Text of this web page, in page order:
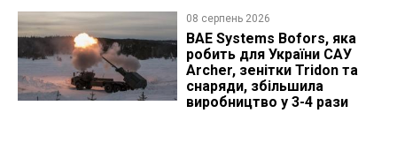
08 серпень 2026
BAE Systems Bofors, яка
робить для України САУ
Archer, зенітки Tridon та
снаряди, збільшила
виробництво у 3-4 рази